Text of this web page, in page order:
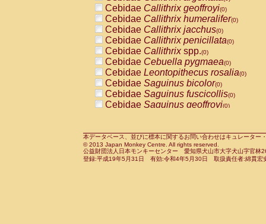
PitheciidaeCallicebusspp.(0)
PitheciidaeChiropotes satanas(0)
PitheciidaePithecia monachus
PitheciidaePithecia pithecia(0)
CercopithecidaeCercocebus agilis
CercopithecidaeCercocebus
CercopithecidaeCercocebus
CercopithecidaeCercocebus
CercopithecidaeCercocebus
CercopithecidaeCercocebushybrid
CercopithecidaePapio anubis(0)
CercopithecidaePapio cynocephalus
CercopithecidaePapio hamadryas(0)
Cebidae Callithrix geoffroyi(0)
Cebidae Callithrix humeralifer(0)
Cebidae Callithrix jacchus(0)
Cebidae Callithrix penicillata(0)
Cebidae Callithrixspp.(0)
Cebidae Cebuella pygmaea(0)
Cebidae Leontopithecus rosalia(0)
Cebidae Saguinus bicolor(0)
Cebidae Saguinus fuscicollis(0)
Cebidae Saguinus geoffroyi(0)
CebidaeSaguinus leucopus(0)
CebidaeSaguinus midas(0)
Cebidae Saguinus mystax(0)
本データベース、並びに標本に関するお問い合わせはキュレータ
© 2013 Japan Monkey Centre. All rights reserved.
公益財団法人日本モンキーセンター 愛知県犬山市大字犬山字官
登録:平成19年5月31日 有効:令和4年5月30日 取扱責任者:綿貫宏